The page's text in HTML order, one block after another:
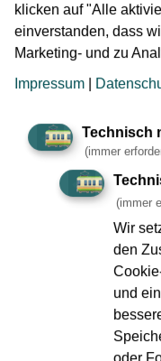
schützt dabei den
Erd- und
Setzungen während
sicheren Position
von planmäßigen
wurden die
Kalenderwoche 11
abgeschlossen und
wieder aufgenommen
Güterplatz ober Tage
Und auch ober Tage
klicken auf "Alle
einverstanden, dass
Marketing- und zu
Impressum
Technisch
(immer
(immer
Wir
den
und
oder